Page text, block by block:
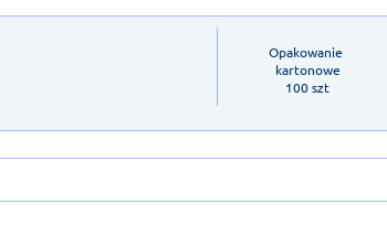
Opakowanie
kartonowe
100 szt